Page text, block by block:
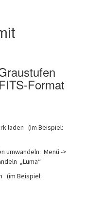
Format
laden (Im Beispiel:
umwandeln: Menü ->
„Luma“
(im Beispiel: